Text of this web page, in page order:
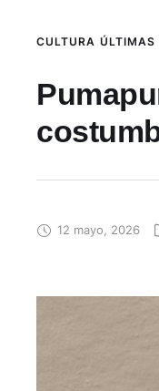
CULTURA ÚLTIMAS
12 mayo, 2026